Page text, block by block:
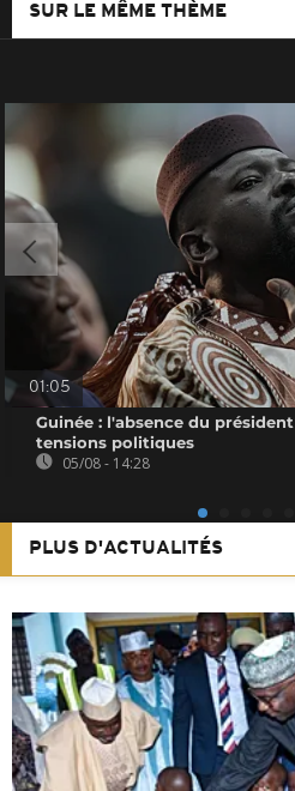
SUR LE MÊME THÈME
01:05
Guinée : l'absence du
tensions politiques
05/08 - 14:28
PLUS D'ACTUALITÉS